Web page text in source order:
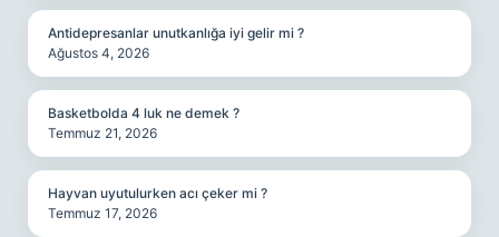
Antidepresanlar unutkanlığa iyi gelir mi ?
Ağustos 4, 2026
Basketbolda 4 luk ne demek ?
Temmuz 21, 2026
Hayvan uyutulurken acı çeker mi ?
Temmuz 17, 2026